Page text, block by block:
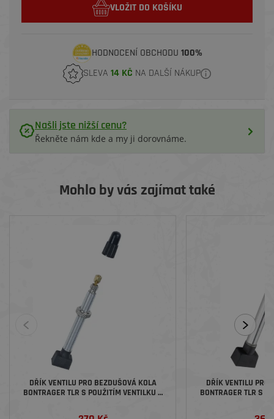
VLOŽIT DO KOŠÍKU
HODNOCENÍ OBCHODU 100%
SLEVA 14 KČ NA DALŠÍ NÁKUP
Našli jste nižší cenu?
Řekněte nám kde a my ji dorovnáme.
Mohlo by vás zajímat také
DŘÍK VENTILU PRO BEZDUŠOVÁ KOLA
BONTRAGER TLR S POUŽITÍM VENTILKU S
DŘÍK VENTILU PRO
BONTRAGER TLR S